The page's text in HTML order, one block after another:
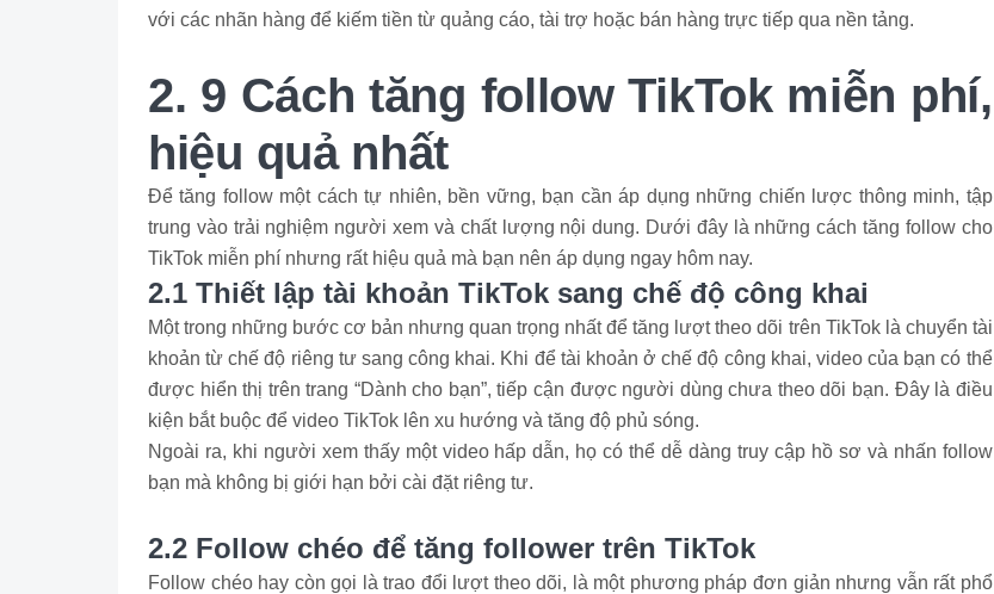
với các nhãn hàng để kiếm tiền từ quảng cáo, tài trợ hoặc bán hàng trực tiếp qua nền tảng.
2. 9 Cách tăng follow TikTok miễn phí,
hiệu quả nhất
Để tăng follow một cách tự nhiên, bền vững, bạn cần áp dụng những chiến lược thông minh, tập
trung vào trải nghiệm người xem và chất lượng nội dung. Dưới đây là những cách tăng follow cho
TikTok miễn phí nhưng rất hiệu quả mà bạn nên áp dụng ngay hôm nay.
2.1 Thiết lập tài khoản TikTok sang chế độ công khai
Một trong những bước cơ bản nhưng quan trọng nhất để tăng lượt theo dõi trên TikTok là chuyển tài
khoản từ chế độ riêng tư sang công khai. Khi để tài khoản ở chế độ công khai, video của bạn có thể
được hiển thị trên trang “Dành cho bạn”, tiếp cận được người dùng chưa theo dõi bạn. Đây là điều
kiện bắt buộc để video TikTok lên xu hướng và tăng độ phủ sóng.
Ngoài ra, khi người xem thấy một video hấp dẫn, họ có thể dễ dàng truy cập hồ sơ và nhấn follow
bạn mà không bị giới hạn bởi cài đặt riêng tư.
2.2 Follow chéo để tăng follower trên TikTok
Follow chéo hay còn gọi là trao đổi lượt theo dõi, là một phương pháp đơn giản nhưng vẫn rất phổ